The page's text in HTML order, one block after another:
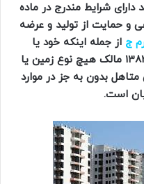
شرایط مندرج در ماده
و حمایت از تولید و عرضه
ج از جمله اینکه خود یا
افراد تحت تکفلشان از ابتدای سال ۱۳۸۴ مالک هیچ نوع زمین یا
بدون به جز در موارد
است.